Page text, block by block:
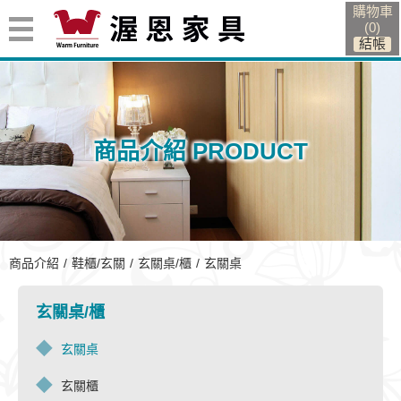
購物車
(0)
玄關桌
商品介紹 PRODUCT
商品介紹 鞋櫃/玄關 玄關桌/櫃 玄關桌
玄關桌/櫃
玄關桌
玄關櫃